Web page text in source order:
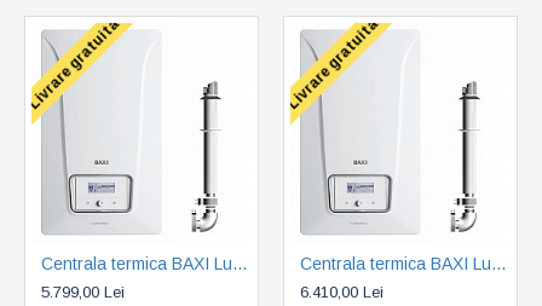
Livrare gratuita
Centrala termica BAXI Luna Platinum 24 Kw + kit evacuare (7800948)
5.799,00 Lei
Livrare gratuita
Centrala termica BAXI Luna Platinum GA 35 Kw + kit evacuare (7800949)
6.410,00 Lei